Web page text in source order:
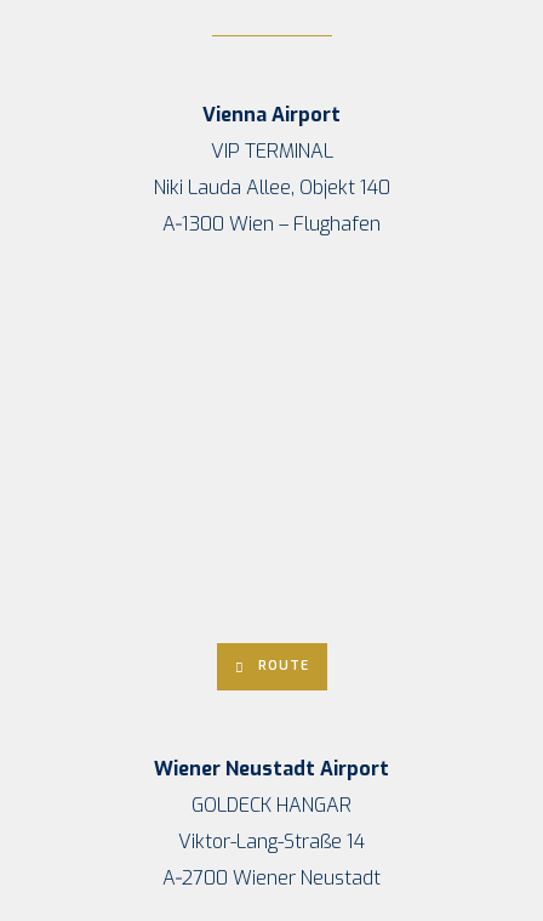
Vien­na Airport
VIP TERMINAL
Niki Lau­da Allee, Objekt 140
A‑1300 Wien – Flughafen
ROU­TE
Wie­ner Neu­stadt Airport
GOLDECK HANGAR
Vik­tor-Lang-Stra­ße 14
A‑2700 Wie­ner Neustadt